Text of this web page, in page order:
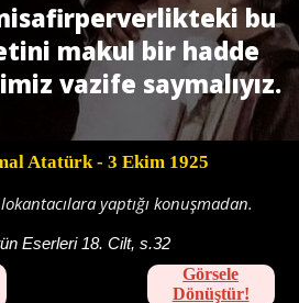
bu
makul bir hadde
vazife saymalıyız.
Atatürk- 3 Ekim 1925
yaptığı konuşmadan.
Eserleri 18. Cilt, s.32
Görsele
Dönüştür!